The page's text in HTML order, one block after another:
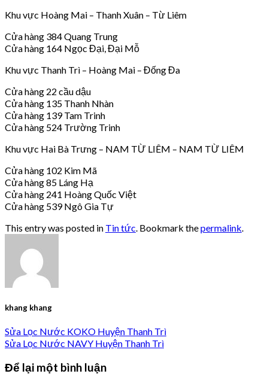
Khu vực Hoàng Mai – Thanh Xuân – Từ Liêm
Cửa hàng 384 Quang Trung
Cửa hàng 164 Ngọc Đại, Đại Mỗ
Khu vực Thanh Trì – Hoàng Mai – Đống Đa
Cửa hàng 22 cầu dậu
Cửa hàng 135 Thanh Nhàn
Cửa hàng 139 Tam Trinh
Cửa hàng 524 Trường Trinh
Khu vực Hai Bà Trưng – NAM TỪ LIÊM – NAM TỪ LIÊM
Cửa hàng 102 Kim Mã
Cửa hàng 85 Láng Hạ
Cửa hàng 241 Hoàng Quốc Việt
Cửa hàng 539 Ngô Gia Tự
This entry was posted in Tin tức . Bookmark thepermalink
khang khang
Sửa Lọc Nước KOKO Huyện Thanh Trì
Sửa Lọc Nước NAVY Huyện Thanh Trì
Để lại một bình luận